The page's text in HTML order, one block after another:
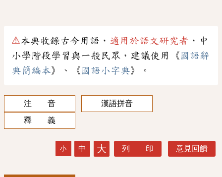
⚠本典收錄古今用語， 適用於語文研究者 ，中
小學階段學習與一般民眾，建議使用《 國語辭
典簡編本》、《 國語小字典》。
注 音
漢語拼音
釋 義
小 中 大 列 印 意見回饋